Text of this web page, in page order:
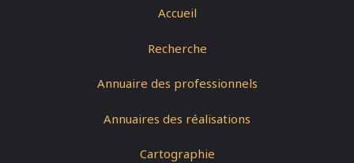
Accueil
Recherche
Annuaire des professionnels
Annuaires des réalisations
Cartographie